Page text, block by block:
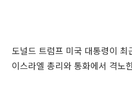
도널드 트럼프 미국 대통령이 최
이스라엘 총리와 통화에서 격노